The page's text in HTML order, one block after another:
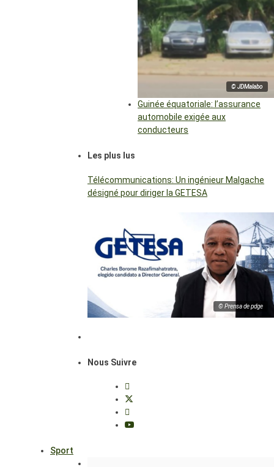
© JDMalabo
Guinée équatoriale: l’assurance
automobile exigée aux
conducteurs
Les plus lus
Télécommunications: Un ingénieur Malgache
désigné pour diriger la GETESA
© Prensa de pdge
Nous Suivre
Sport